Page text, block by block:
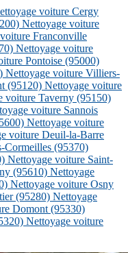
voiture Cergy
Nettoyage voiture
Franconville
Nettoyage voiture
Pontoise (95000)
Nettoyage voiture Villiers-
(95120) Nettoyage voiture
voiture Taverny (95150)
voiture Sannois
Nettoyage voiture
voiture Deuil-la-Barre
Cormeilles (95370)
Nettoyage voiture Saint-
(95610) Nettoyage
Nettoyage voiture Osny
(95280) Nettoyage
Domont(95330)
Nettoyage voiture